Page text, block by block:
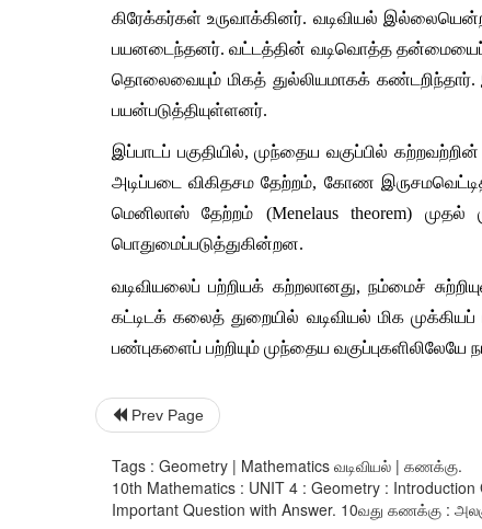
கிரேக்கர்கள் உருவாக்கினர். வடிவியல்
பயனடைந்தனர். வட்டத்தின் வடிவொத்த தன்மையைப்
தொலைவையும் மிகத் துல்லியமாகக்
பயன்படுத்தியுள்ளனர்.
இப்பாடப் பகுதியில், முந்தைய வகுப்பில்
அடிப்படை விகிதசம தேற்றம், கோண
மெனிலாஸ் தேற்றம் (Menelaus theorem)
பொதுமைப்படுத்துகின்றன.
வடிவியலைப் பற்றியக் கற்றலானது, நம்மைச்
கட்டிடக் கலைத் துறையில் வடிவியல் மிக
பண்புகளைப் பற்றியும் முந்தைய வகுப்புகளிலிலேயே
Prev Page
Tags : Geometry | Mathematics வடிவியல் | கணக்கு.
10th Mathematics : UNIT 4 : Geometry :
Important Question with Answer. 10வது கணக்கு :